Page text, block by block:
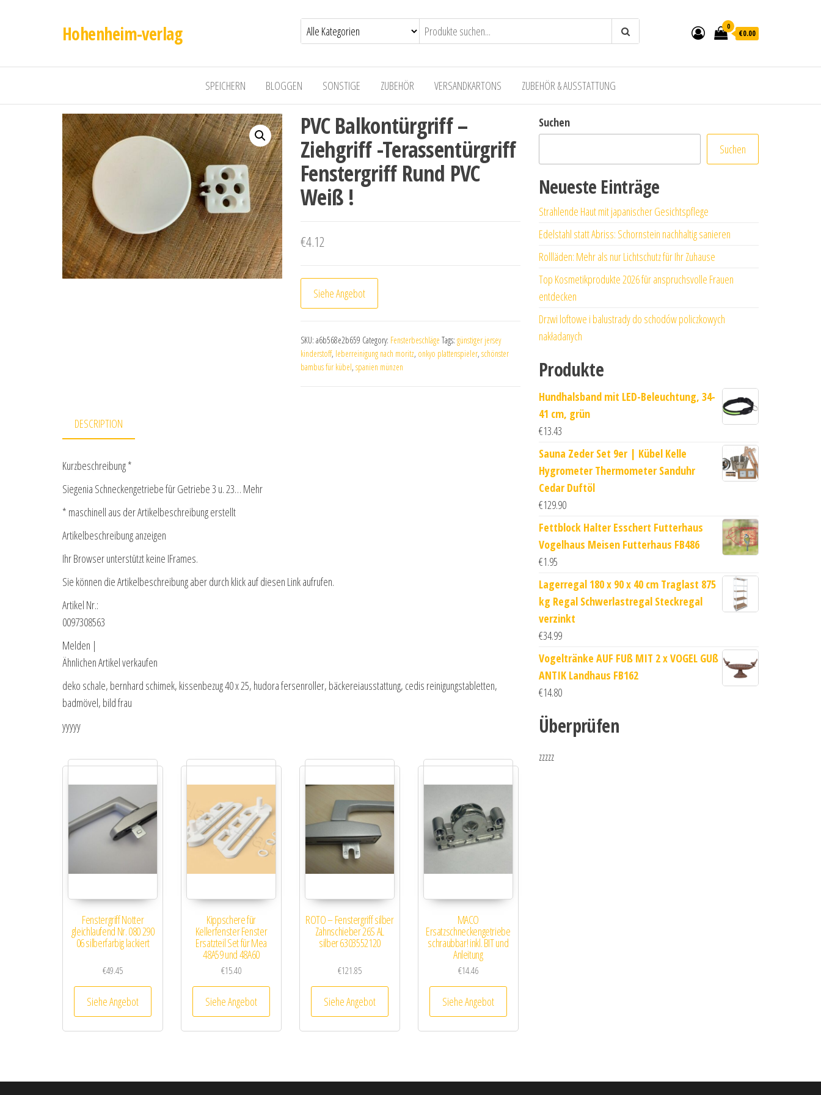
Hohenheim-verlag 0
€0.00
SPEICHERN BLOGGEN SONSTIGE ZUBEHÖR VERSANDKARTONS ZUBEHÖR & AUSSTATTUNG
PVC Balkontürgriff –
Ziehgriff -Terassentürgriff
Fenstergriff Rund PVC
Weiß !
€4.12
Siehe Angebot
SKU: a6b568e2b659 Category: Fensterbeschläge Tags: günstiger jersey
kinderstoff, leberreinigung nach moritz, onkyo plattenspieler, schönster
bambus für kübel, spanien münzen
DESCRIPTION
Kurzbeschreibung *
Siegenia Schneckengetriebe für Getriebe 3 u. 23… Mehr
* maschinell aus der Artikelbeschreibung erstellt
Artikelbeschreibung anzeigen
Ihr Browser unterstützt keine IFrames.
Sie können die Artikelbeschreibung aber durch klick auf diesen Link aufrufen.
Artikel Nr.:
0097308563
Melden |
Ähnlichen Artikel verkaufen
deko schale, bernhard schimek, kissenbezug 40 x 25, hudora fersenroller, bäckereiausstattung, cedis reinigungstabletten,
badmövel, bild frau
yyyyy
Fenstergriff Notter
gleichlaufend Nr. 080 290
06 silberfarbig lackiert
€49.45
Siehe Angebot
Kippschere für
Kellerfenster Fenster
Ersatzteil Set für Mea
48A59 und 48A60
€15.40
Siehe Angebot
ROTO – Fenstergriff silber
Zahnschieber 26S AL
silber 6303552120
€121.85
Siehe Angebot
MACO
Ersatzschneckengetriebe
schraubbar! inkl. BIT und
Anleitung
€14.46
Siehe Angebot
Suchen
Suchen
Neueste Einträge
Strahlende Haut mit japanischer Gesichtspflege
Edelstahl statt Abriss: Schornstein nachhaltig sanieren
Rollläden: Mehr als nur Lichtschutz für Ihr Zuhause
Top Kosmetikprodukte 2026 für anspruchsvolle Frauen
entdecken
Drzwi loftowe i balustrady do schodów policzkowych
nakładanych
Produkte
Hundhalsband mit LED-Beleuchtung, 34-
41 cm, grün
€13.43
Sauna Zeder Set 9er | Kübel Kelle
Hygrometer Thermometer Sanduhr
Cedar Duftöl
€129.90
Fettblock Halter Esschert Futterhaus
Vogelhaus Meisen Futterhaus FB486
€1.95
Lagerregal 180 x 90 x 40 cm Traglast 875
kg Regal Schwerlastregal Steckregal
verzinkt
€34.99
Vogeltränke AUF FUß MIT 2 x VOGEL GUß
ANTIK Landhaus FB162
€14.80
Überprüfen
zzzzz